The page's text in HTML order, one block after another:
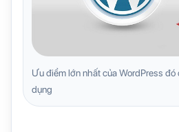
Ưu điểm lớn nhất của WordPress
dụng